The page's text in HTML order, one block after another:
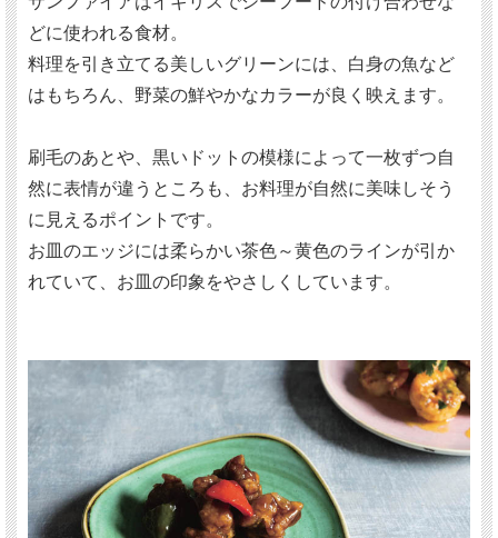
どに使われる食材。
料理を引き立てる美しいグリーンには、白身の魚など
はもちろん、野菜の鮮やかなカラーが良く映えます。
刷毛のあとや、黒いドットの模様によって一枚ずつ自
然に表情が違うところも、お料理が自然に美味しそう
に見えるポイントです。
お皿のエッジには柔らかい茶色～黄色のラインが引か
れていて、お皿の印象をやさしくしています。